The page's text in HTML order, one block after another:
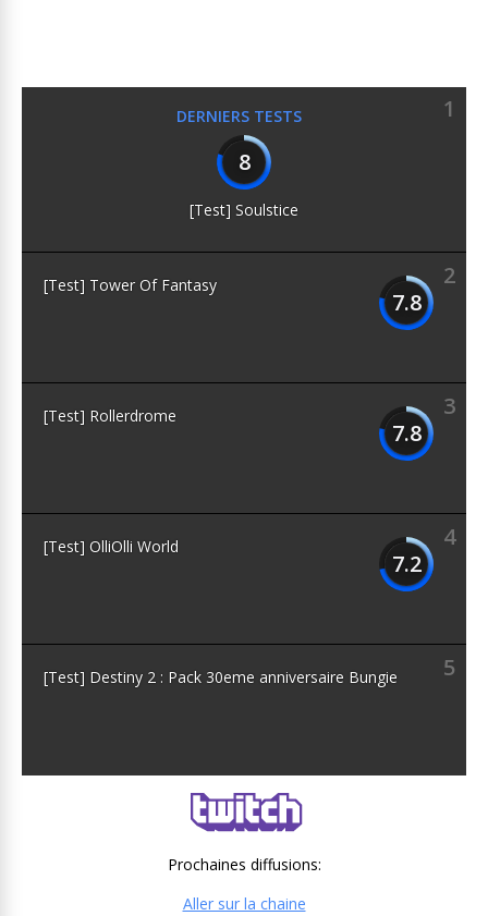
DERNIERS TESTS
1
8
[Test] Soulstice
2
7.8
[Test] Tower Of Fantasy
3
7.8
[Test] Rollerdrome
4
7.2
[Test] OlliOlli World
5
[Test] Destiny 2 : Pack 30eme anniversaire Bungie
Prochaines diffusions:
Aller sur la chaine